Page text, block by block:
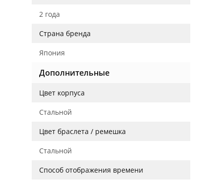
2 года
Страна бренда
Япония
Дополнительные
Цвет корпуса
Стальной
Цвет браслета / ремешка
Стальной
Способ отображения времени